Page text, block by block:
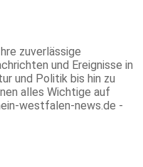
zuverlässige
und Ereignisse in
und Politik bis hin zu
alles Wichtige auf
westfalen-news.de -